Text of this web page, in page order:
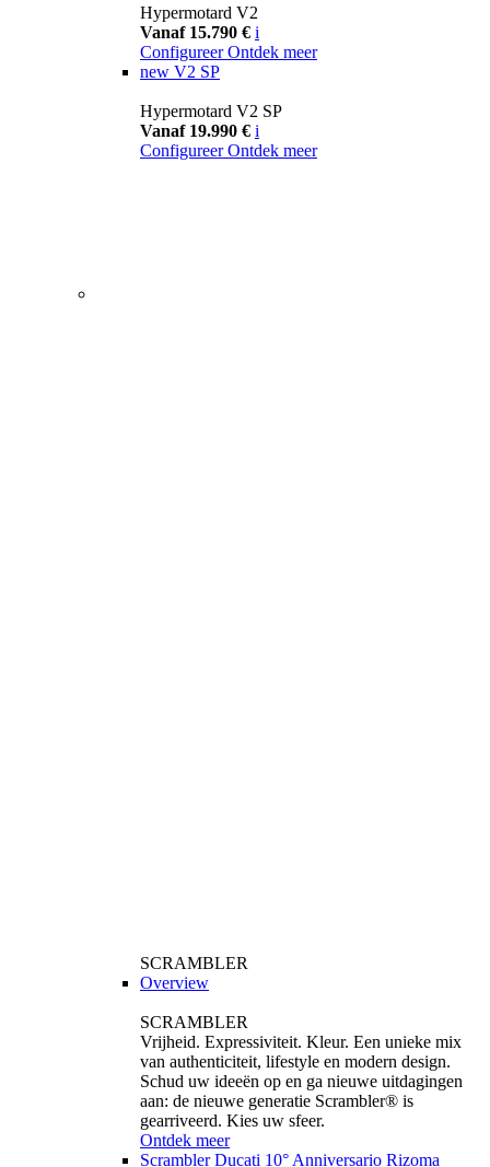
Hypermotard V2
Vanaf 15.790 € i
Configureer Ontdek meer
new V2 SP
Hypermotard V2 SP
Vanaf 19.990 € i
Configureer Ontdek meer
SCRAMBLER
Overview
SCRAMBLER
Vrijheid. Expressiviteit. Kleur. Een unieke mix
van authenticiteit, lifestyle en modern design.
Schud uw ideeën op en ga nieuwe uitdagingen
aan: de nieuwe generatie Scrambler® is
gearriveerd. Kies uw sfeer.
Ontdek meer
Scrambler Ducati 10° Anniversario Rizoma